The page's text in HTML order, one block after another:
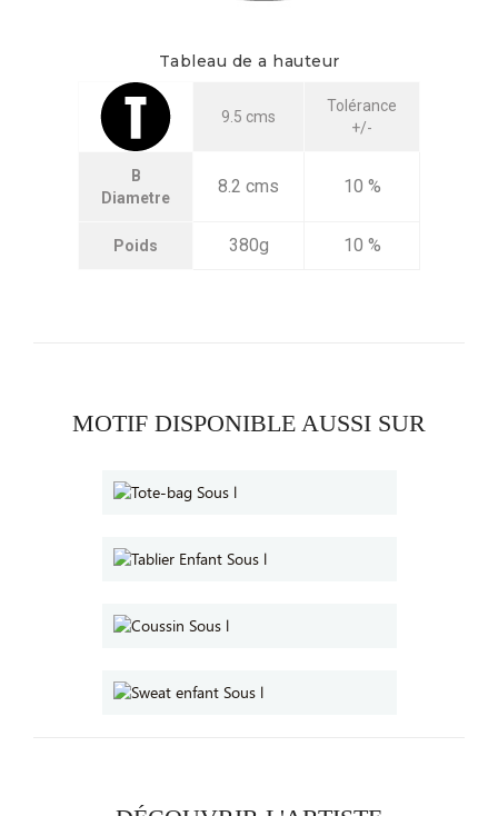
Tableau de a hauteur
9.5 cms
Tolérance
+/-
B
Diametre
8.2 cms 10 %
Poids 380g 10 %
MOTIF DISPONIBLE AUSSI SUR